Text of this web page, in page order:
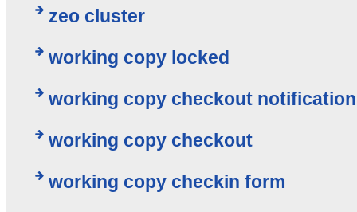
zeo cluster
working copy locked
working copy checkout notification
working copy checkout
working copy checkin form